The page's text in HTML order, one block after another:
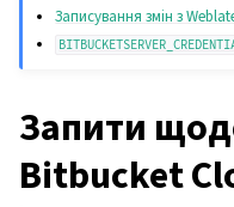
Записування змін з
Запити
Bitbucket